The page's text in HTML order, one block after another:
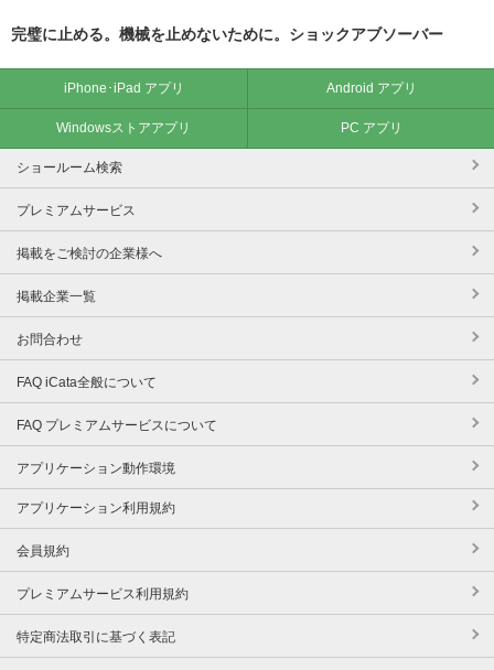
完璧に止める。機械を止めないために。ショックアブソーバー
iPhone･iPad アプリ Android アプリ
Windowsストアアプリ PC アプリ
ショールーム検索
プレミアムサービス
掲載をご検討の企業様へ
掲載企業一覧
お問合わせ
FAQ iCata全般について
FAQ プレミアムサービスについて
アプリケーション動作環境
アプリケーション利用規約
会員規約
プレミアムサービス利用規約
特定商法取引に基づく表記